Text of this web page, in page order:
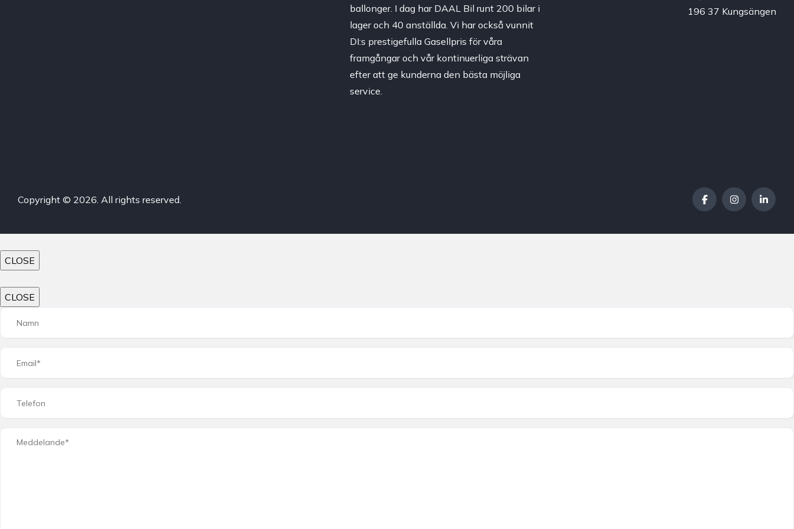
ballonger. I dag har DAAL Bil runt 200 bilar i
lager och 40 anställda. Vi har också vunnit
DI:s prestigefulla Gasellpris för våra
framgångar och vår kontinuerliga strävan
efter att ge kunderna den bästa möjliga
service.
196 37 Kungsängen
Copyright © 2026. All rights reserved.
CLOSE
CLOSE